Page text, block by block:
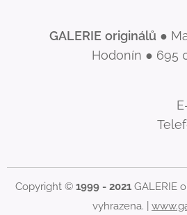
GALERIE originálů ●
Hodonín ● 695
Copyright © 1999 - 2021 GALERIE
vyhrazena. |